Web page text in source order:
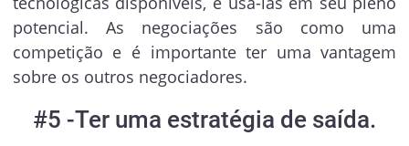
potencial. As negociações são como uma
competição e é importante ter uma vantagem
sobre os outros negociadores.
#5 -Ter uma estratégia de saída.